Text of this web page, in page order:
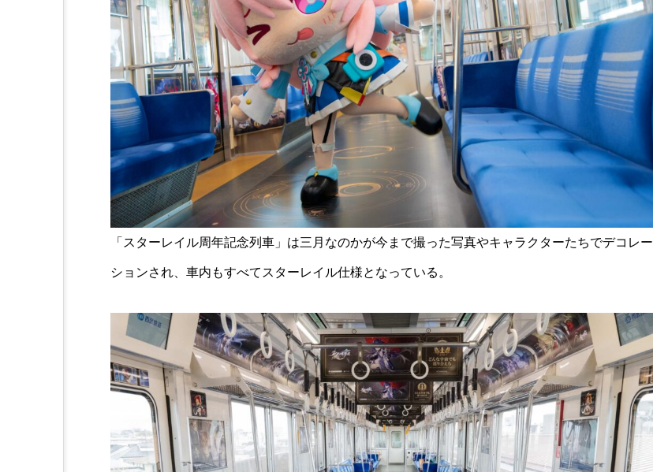
「スターレイル周年記念列車」は三月なのかが今まで撮った写真やキャラクターたちでデコレー
ションされ、車内もすべてスターレイル仕様となっている。